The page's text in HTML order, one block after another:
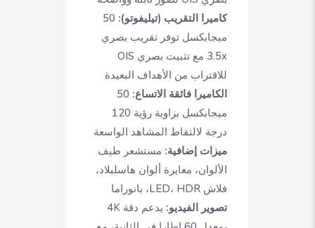
كاميرا التقريب (تيليفوتو): 50
ميجابكسل توفر تقريب بصري
3.5x مع تثبيت بصري OIS
للاقتراب من الأهداف البعيدة
الكاميرا فائقة الاتساع: 50
ميجابكسل بزاوية رؤية 120
درجة لالتقاط المشاهد الواسعة
ميزات إضافية: مستشعر طيف
الألوان، معايرة ألوان هاسلبلاد،
فلاش LED، HDR، بانوراما
تصوير الفيديو:
يدعم دقة 4K